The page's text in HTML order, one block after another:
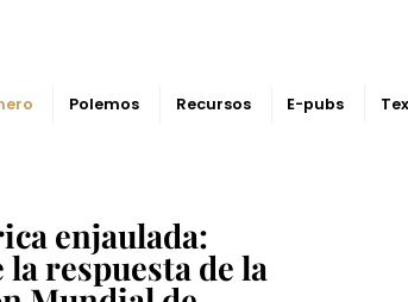
Polemos Recursos E-pubs
enjaulada:
la respuesta de la